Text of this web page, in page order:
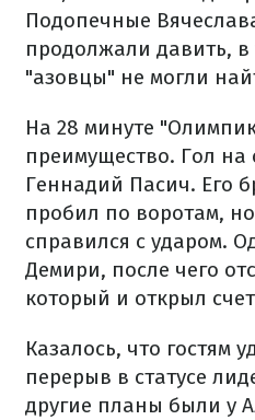
Подопечные
продолжали давить, в
"азовцы" не могли
На 28 минуте
преимущество. Гол на
Геннадий Пасич. Его
пробил по воротам,
справился с ударом.
Демири, после чего
который и открыл
Казалось, что гостям
перерыв в статусе
другие планы были у